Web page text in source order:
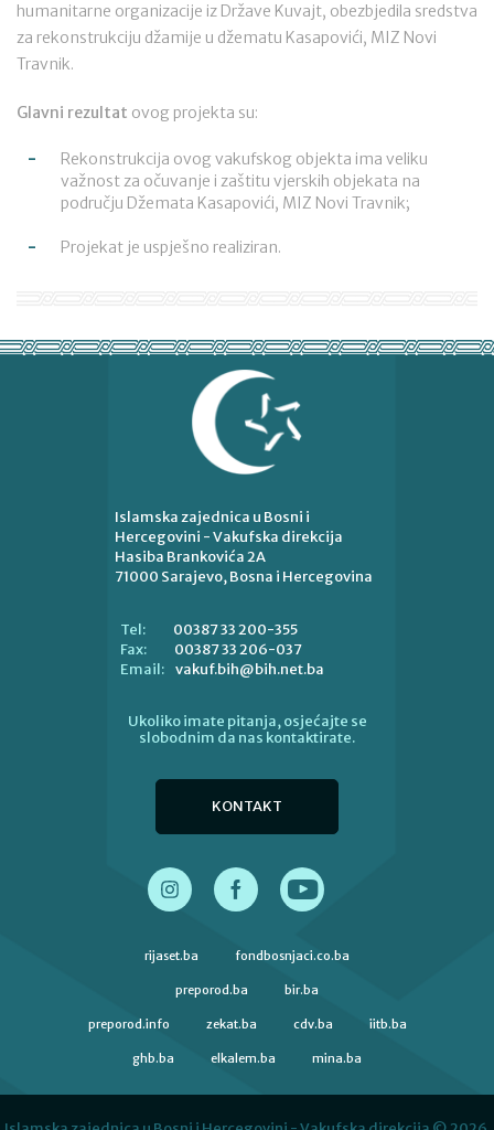
humanitarne organizacije iz Države Kuvajt, obezbjedila sredstva
za rekonstrukciju džamije u džematu Kasapovići, MIZ Novi
Travnik.
Glavni rezultat ovog projekta su:
Rekonstrukcija ovog vakufskog objekta ima veliku
važnost za očuvanje i zaštitu vjerskih objekata na
području Džemata Kasapovići, MIZ Novi Travnik;
Projekat je uspješno realiziran.
Islamska zajednica u Bosni i
Hercegovini - Vakufska direkcija
Hasiba Brankovića 2A
71000 Sarajevo, Bosna i Hercegovina
Tel:
00387 33 200-355
Fax:
00387 33 206-037
Email: vakuf.bih@bih.net.ba
Ukoliko imate pitanja, osjećajte se
slobodnim da nas kontaktirate.
KONTAKT
rijaset.ba fondbosnjaci.co.ba
preporod.ba bir.ba
preporod.info zekat.ba cdv.ba iitb.ba
ghb.ba elkalem.ba mina.ba